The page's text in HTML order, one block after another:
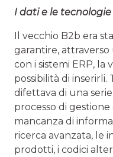
I dati e le
Il vecchio B2b era
garantire,
con i sistemi ERP, la
possibilità di
difettava di una
processo di
mancanza di
ricerca avanzata, le
prodotti, i codici